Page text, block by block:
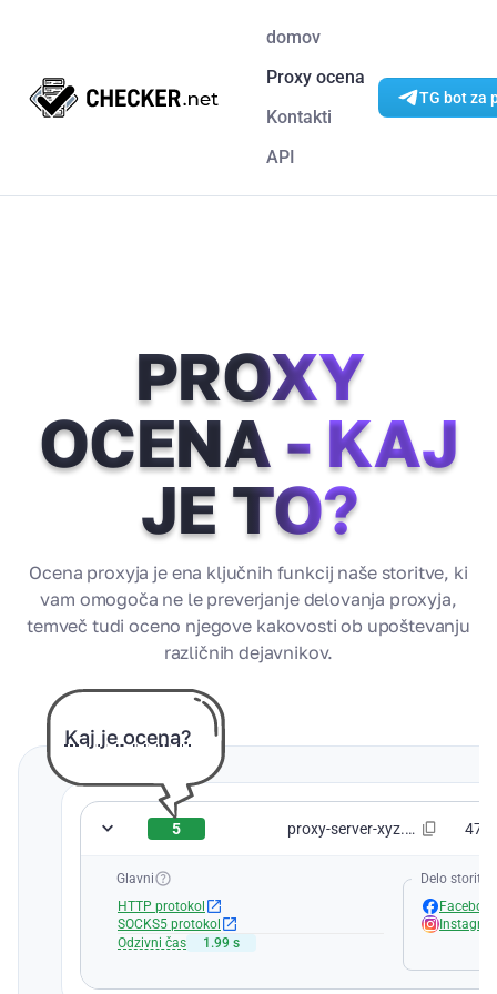
domov
Proxy ocena
Kontakti
API
TG bot za
PROXY
OCENA - KAJ
JE TO?
Ocena proxyja je ena ključnih funkcij naše storitve, ki
vam omogoča ne le preverjanje delovanja proxyja,
temveč tudi oceno njegove kakovosti ob upoštevanju
različnih dejavnikov.
Kaj je ocena?
5 proxy-server-xyz.com:8080
Glavni
HTTP protokol
SOCKS5 protokol
Odzivni čas
1.99 s
Delo storitev
Facebook